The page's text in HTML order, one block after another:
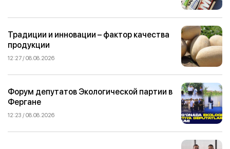
Традиции и инновации – фактор качества
продукции
12:27 / 08.08.2026
Форум депутатов Экологической партии в
Фергане
12:23 / 08.08.2026